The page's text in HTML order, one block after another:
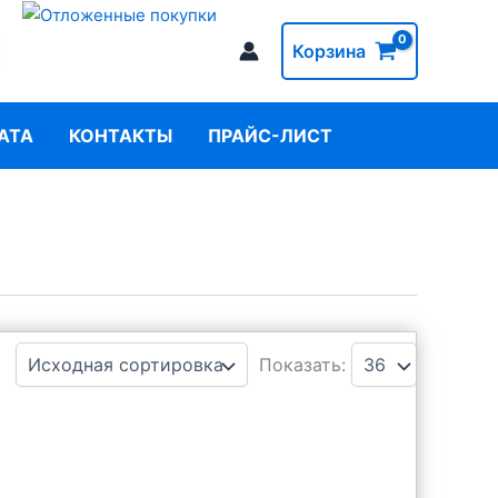
Корзина
КОНТАКТЫ ПРАЙС-ЛИСТ
Показать: